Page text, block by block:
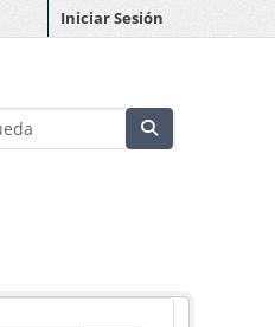
Iniciar Sesión